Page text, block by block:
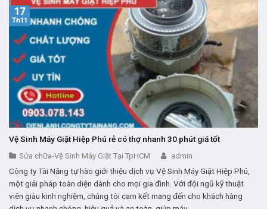
Vệ Sinh Máy Giặt Hiệp Phú rẻ có thợ nhanh 30 phút giá tốt
Sửa chữa-Vệ Sinh Máy Giặt Tại TpHCM admin
Công ty Tài Năng tự hào giới thiệu dịch vụ Vệ Sinh Máy Giặt Hiệp Phú,
một giải pháp toàn diện dành cho mọi gia đình. Với đội ngũ kỹ thuật
viên giàu kinh nghiệm, chúng tôi cam kết mang đến cho khách hàng
17
Th11